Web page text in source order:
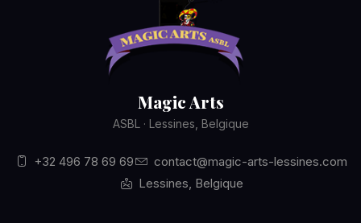
Magic Arts
ASBL · Lessines, Belgique
+32 496 78 69 69
contact@magic-arts-lessines.com
Lessines, Belgique